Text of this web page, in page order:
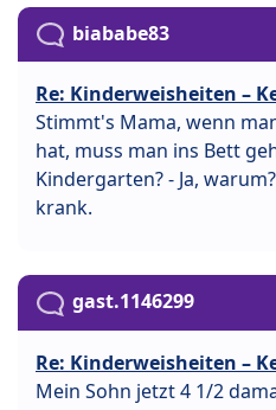
biababe83
Re: Kinderweisheiten –
Stimmt's Mama, wenn
hat, muss man ins Bett
Kindergarten? - Ja,
krank.
gast.1146299
Re: Kinderweisheiten –
Mein Sohn jetzt 4 1/2